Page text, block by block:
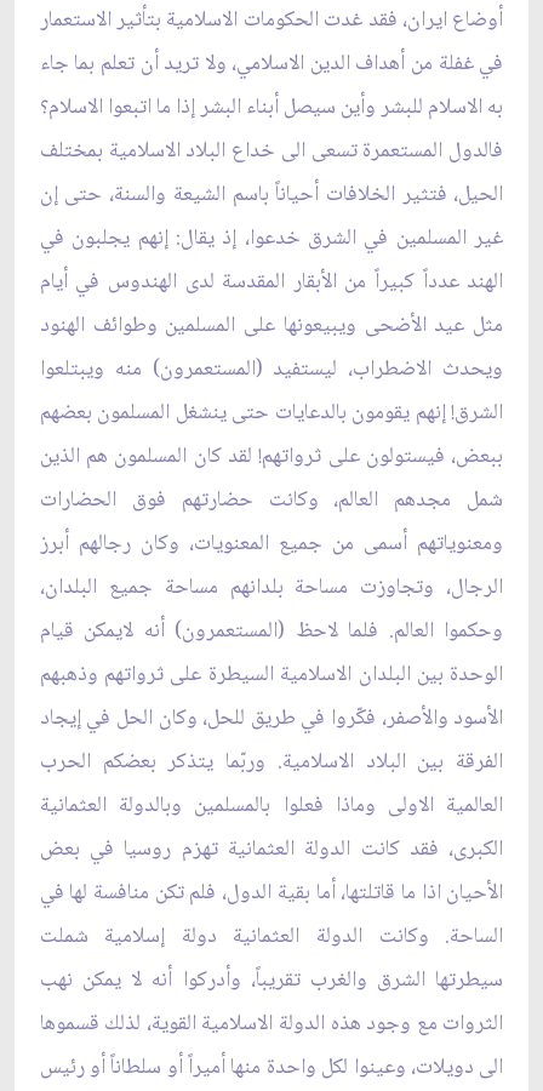
أوضاع ايران، فقد غدت الحكومات الاسلامية بتأثير الاستعمار
في غفلة من أهداف الدين الاسلامي، ولا تريد أن تعلم بما جاء
به الاسلام للبشر وأين سيصل أبناء البشر إذا ما اتبعوا الاسلام؟
فالدول المستعمرة تسعى الى خداع البلاد الاسلامية بمختلف
الحيل، فتثير الخلافات أحياناً باسم الشيعة والسنة، حتى إن
غير المسلمين في الشرق خدعوا، إذ يقال: إنهم يجلبون في
الهند عدداً كبيراً من الأبقار المقدسة لدى الهندوس في أيام
مثل عيد الأضحى ويبيعونها على المسلمين وطوائف الهنود
ويحدث الاضطراب، ليستفيد (المستعمرون) منه ويبتلعوا
الشرق! إنهم يقومون بالدعايات حتى ينشغل المسلمون بعضهم
ببعض، فيستولون على ثرواتهم! لقد كان المسلمون هم الذين
شمل مجدهم العالم، وكانت حضارتهم فوق الحضارات
ومعنوياتهم أسمى من جميع المعنويات، وكان رجالهم أبرز
الرجال، وتجاوزت مساحة بلدانهم مساحة جميع البلدان،
وحكموا العالم. فلما لاحظ (المستعمرون) أنه لايمكن قيام
الوحدة بين البلدان الاسلامية السيطرة على ثرواتهم وذهبهم
الأسود والأصفر، فكّروا في طريق للحل، وكان الحل في إيجاد
الفرقة بين البلاد الاسلامية. وربّما يتذكر بعضكم الحرب
العالمية الاولى وماذا فعلوا بالمسلمين وبالدولة العثمانية
الكبرى، فقد كانت الدولة العثمانية تهزم روسيا في بعض
الأحيان اذا ما قاتلتها، أما بقية الدول، فلم تكن منافسة لها في
الساحة. وكانت الدولة العثمانية دولة إسلامية شملت
سيطرتها الشرق والغرب تقريباً، وأدركوا أنه لا يمكن نهب
الثروات مع وجود هذه الدولة الاسلامية القوية، لذلك قسموها
الى دويلات، وعينوا لكل واحدة منها أميراً أو سلطاناً أو رئيس